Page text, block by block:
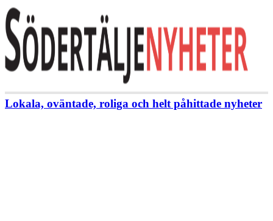
Lokala, oväntade, roliga och helt påhittade nyheter